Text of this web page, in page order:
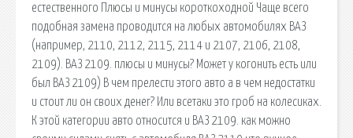
естественного Плюсы и минусы короткоходной Чаще всего
подобная замена проводится на любых автомобилях ВАЗ
(например, 2110, 2112, 2115, 2114 и 2107, 2106, 2108,
2109). ВАЗ 2109. плюсы и минусы? Может у когонить есть или
был ВАЗ 2109) В чем прелести этого авто а в чем недостатки
и стоит ли он своих денег? Или всетаки это гроб на колесиках.
К этой категории авто относится и ВАЗ 2109. как можно